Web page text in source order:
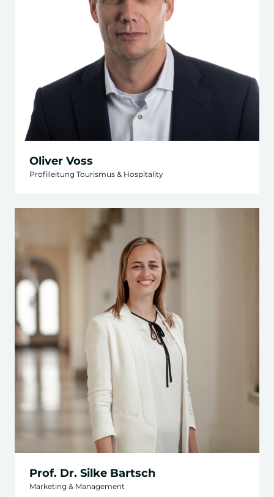
Oliver Voss
Profilleitung Tourismus & Hospitality
Prof. Dr. Silke Bartsch
Marketing & Management